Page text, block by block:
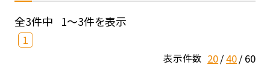
全3件中 1～3件を表示
1
表示件数 20 40 60